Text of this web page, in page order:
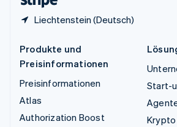
Liechtenstein (Deutsch)
Produkte und
Preisinformationen
Preisinformationen
Atlas
Authorization Boost
Start-
Krypto